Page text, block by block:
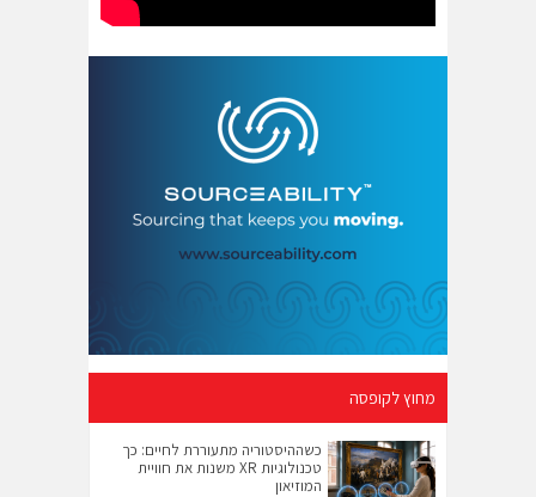
מחוץ לקופסה
כשההיסטוריה מתעוררת לחיים: כך
טכנולוגיות XR משנות את חוויית
המוזיאון